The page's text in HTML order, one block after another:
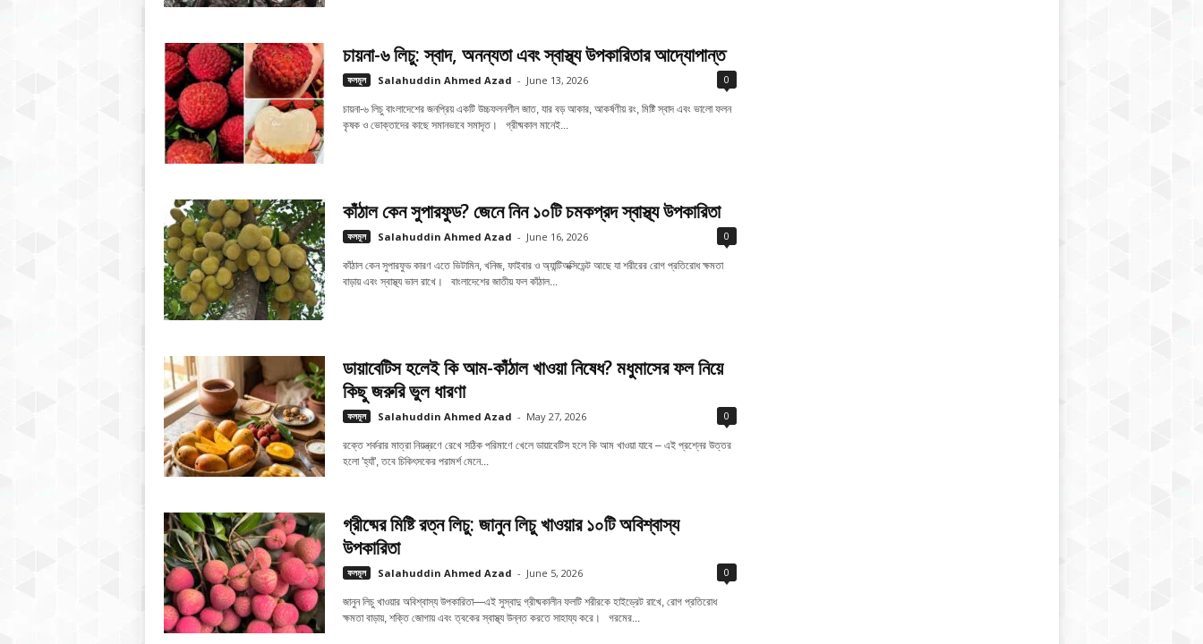
চায়না-৬ লিচু: স্বাদ, অনন্যতা এবং স্বাস্থ্য উপকারিতার আদ্যোপান্ত
ফলমূল Salahuddin Ahmed Azad - June 13, 2026 0
চায়না-৬ লিচু বাংলাদেশের জনপ্রিয় একটি উচ্চফলনশীল জাত, যার বড় আকার, আকর্ষণীয় রং, মিষ্টি স্বাদ এবং ভালো ফলন
কৃষক ও ভোক্তাদের কাছে সমানভাবে সমাদৃত। গ্রীষ্মকাল মানেই...
কাঁঠাল কেন সুপারফুড? জেনে নিন ১০টি চমকপ্রদ স্বাস্থ্য উপকারিতা
ফলমূল Salahuddin Ahmed Azad - June 16, 2026 0
কাঁঠাল কেন সুপারফুড কারণ এতে ভিটামিন, খনিজ, ফাইবার ও অ্যান্টিঅক্সিডেন্ট আছে যা শরীরের রোগ প্রতিরোধ ক্ষমতা
বাড়ায় এবং স্বাস্থ্য ভাল রাখে। বাংলাদেশের জাতীয় ফল কাঁঠাল...
ডায়াবেটিস হলেই কি আম-কাঁঠাল খাওয়া নিষেধ? মধুমাসের ফল নিয়ে
কিছু জরুরি ভুল ধারণা
ফলমূল Salahuddin Ahmed Azad - May 27, 2026 0
রক্তে শর্করার মাত্রা নিয়ন্ত্রণে রেখে সঠিক পরিমাণে খেলে ডায়াবেটিস হলে কি আম খাওয়া যাবে – এই প্রশ্নের উত্তর
হলো 'হ্যাঁ', তবে চিকিৎসকের পরামর্শ মেনে...
গ্রীষ্মের মিষ্টি রত্ন লিচু: জানুন লিচু খাওয়ার ১০টি অবিশ্বাস্য
উপকারিতা
ফলমূল Salahuddin Ahmed Azad - June 5, 2026 0
জানুন লিচু খাওয়ার অবিশ্বাস্য উপকারিতা—এই সুস্বাদু গ্রীষ্মকালীন ফলটি শরীরকে হাইড্রেট রাখে, রোগ প্রতিরোধ
ক্ষমতা বাড়ায়, শক্তি জোগায় এবং ত্বকের স্বাস্থ্য উন্নত করতে সাহায্য করে। গরমের...